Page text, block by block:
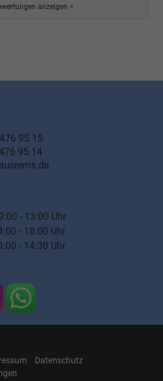
anzeigen >
95 15
95 14
- 13:00 Uhr
Uhr
14:30 Uhr
Datenschutz